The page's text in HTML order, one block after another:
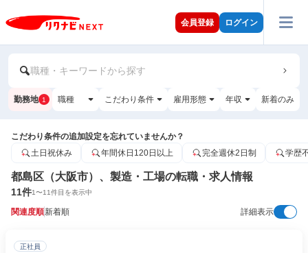
会員登録 ログイン
職種・キーワードから探す
勤務地 1 職種 こだわり条件 雇用形態 年収 新着のみ
こだわり条件の追加設定を忘れていませんか？
土日祝休み
年間休日120日以上 完全週休2日制 学歴
都島区（大阪市）、製造・工場の転職・求人情報
11件1〜11件目を表示中
関連度順新着順 詳細表示
正社員